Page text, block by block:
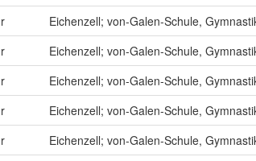
Eichenzell; von-Galen-Schule,
Eichenzell; von-Galen-Schule,
Eichenzell; von-Galen-Schule,
Eichenzell; von-Galen-Schule,
Eichenzell; von-Galen-Schule,